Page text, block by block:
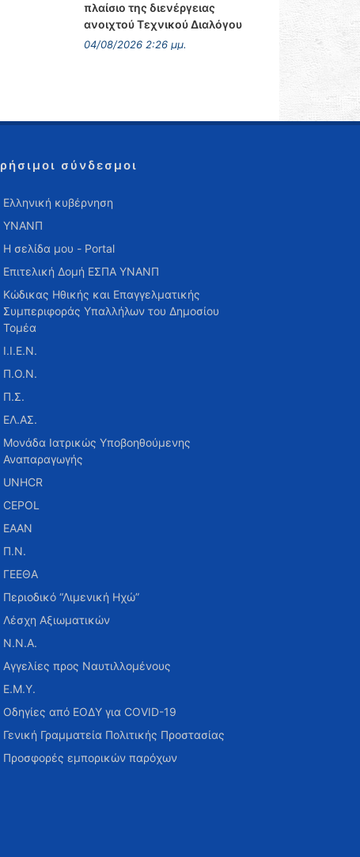
πλαίσιο της διενέργειας
ανοιχτού Τεχνικού Διαλόγου
04/08/2026 2:26 μμ.
σύνδεσμοι
Ελληνική κυβέρνηση
ΥΝΑΝΠ
Η σελίδα μου - Portal
Επιτελική Δομή ΕΣΠΑ ΥΝΑΝΠ
Κώδικας Ηθικής και Επαγγελματικής
Συμπεριφοράς Υπαλλήλων του Δημοσίου
Τομέα
Ι.Ι.Ε.Ν.
Π.Ο.Ν.
Π.Σ.
ΕΛ.ΑΣ.
Μονάδα Ιατρικώς Υποβοηθούμενης
Αναπαραγωγής
UNHCR
CEPOL
ΕΑΑΝ
Π.Ν.
ΓΕΕΘΑ
Περιοδικό “Λιμενική Ηχώ”
Λέσχη Αξιωματικών
Ν.Ν.Α.
Αγγελίες προς Ναυτιλλομένους
Ε.Μ.Υ.
Οδηγίες από ΕΟΔΥ για COVID-19
Γενική Γραμματεία Πολιτικής Προστασίας
Προσφορές εμπορικών παρόχων